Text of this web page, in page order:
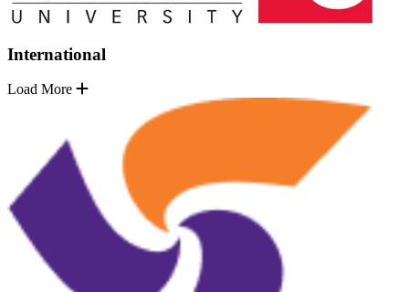
International
Load More